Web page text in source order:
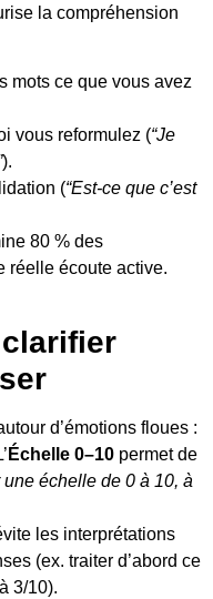
la compréhension
mots ce que vous avez
vous reformulez (“Je
).
(“Est-ce que c’est
80 % des
réelle écoute active.
clarifier
d’émotions floues :
Échelle 0–10 permet de
une échelle de 0 à 10, à
les interprétations
(ex. traiter d’abord ce
3/10).